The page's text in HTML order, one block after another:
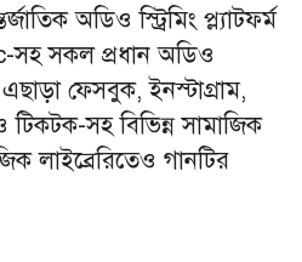
অডিও স্ট্রিমিং প্ল্যাটফর্ম
সকল প্রধান অডিও
এছাড়া ফেসবুক, ইনস্টাগ্রাম,
সহ বিভিন্ন সামাজিক
লাইব্রেরিতেও গানটির